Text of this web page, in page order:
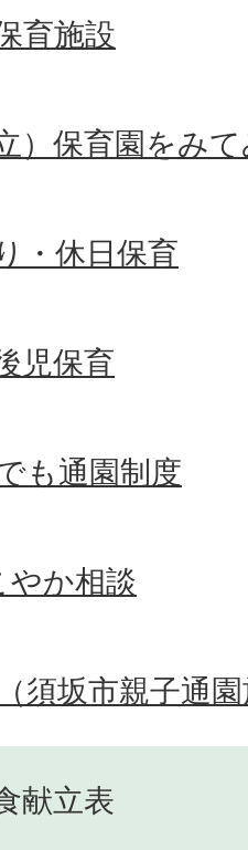
育施設
）保育園をみ
・休日保育
児保育
も通園制度
やか相談
須坂市親子通
献立表